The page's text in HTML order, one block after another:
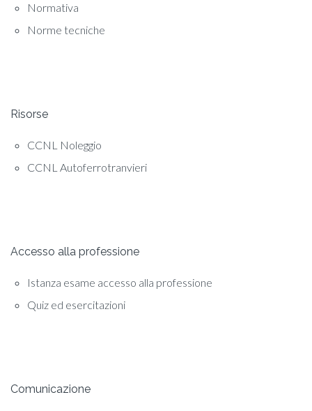
Normativa
Norme tecniche
Risorse
CCNL Noleggio
CCNL Autoferrotranvieri
Accesso alla professione
Istanza esame accesso alla professione
Quiz ed esercitazioni
Comunicazione